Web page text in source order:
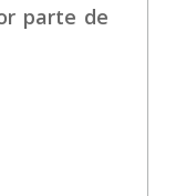
parte de